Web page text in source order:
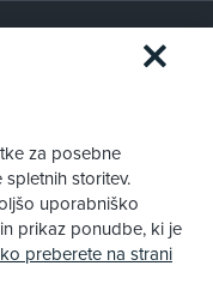
za posebne
storitev.
uporabniško
prikaz ponudbe, ki je
preberete na strani